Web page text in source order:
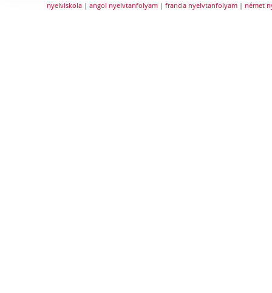
nyelviskola | angol nyelvtanfolyam | francia nyelvtanfolyam | német